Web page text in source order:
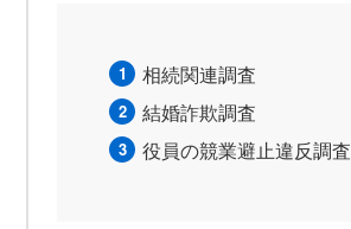
相続関連調査
結婚詐欺調査
役員の競業避止違反調査